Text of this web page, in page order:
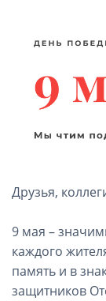
Друзья,
9 мая –
каждого
память и в
защитников